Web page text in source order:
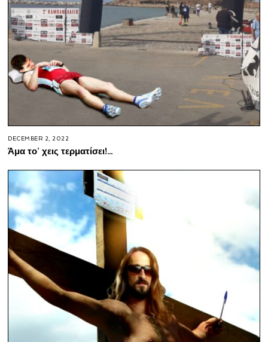
DECEMBER 2, 2022
Άμα το’ χεις τερματίσει!…